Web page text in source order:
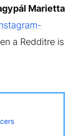
Marietta
a Redditre is